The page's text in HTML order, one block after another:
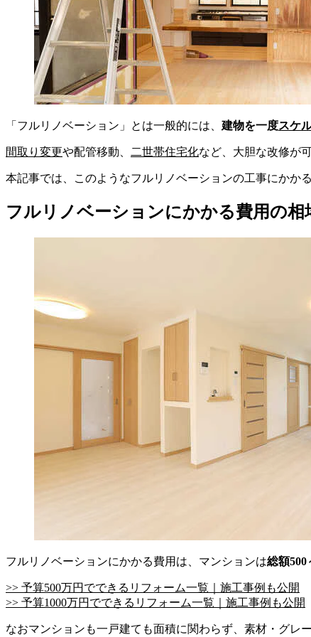
「フルリノベーション」とは一般的には、 建物を一度スケ
間取り変更や配管移動、 二世帯住宅化など、大胆な改修が
本記事では、このようなフルリノベーションの工事にかか
フルリノベーションにかかる費用の相
フルリノベーションにかかる費用は、マンションは総額500
>> 予算500万円でできるリフォーム一覧｜施工事例も公開
>> 予算1000万円でできるリフォーム一覧｜施工事例も公開
なおマンションも一戸建ても面積に関わらず、素材・グレ